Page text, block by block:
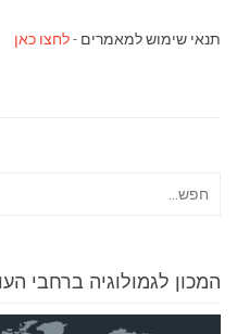
תנאי שימוש למאמרים -לחצו כאן
המכון לגמולוגיה ברחבי